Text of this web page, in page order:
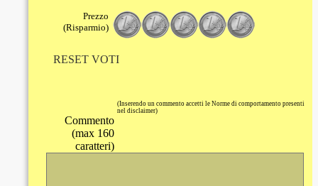
Prezzo
(Risparmio)
RESET VOTI
(Inserendo un commento accetti le Norme di comportamento presenti
nel disclaimer)
Commento
(max 160
caratteri)